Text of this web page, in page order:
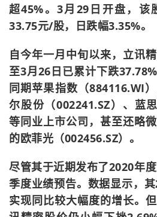
超45%。3月29日开盘，该
33.75元/股，日跌幅3.35%。
自今年一月中旬以来，立讯
至3月26日已累计下跌
同期苹果指数（884116.WI
尔股份（002241.SZ）、蓝
等同业上市公司，甚至还略
的欧菲光（002456.SZ）。
尽管其于近期发布了2020年
季度业绩预告。数据显示，
实现同比较大幅度的增长。